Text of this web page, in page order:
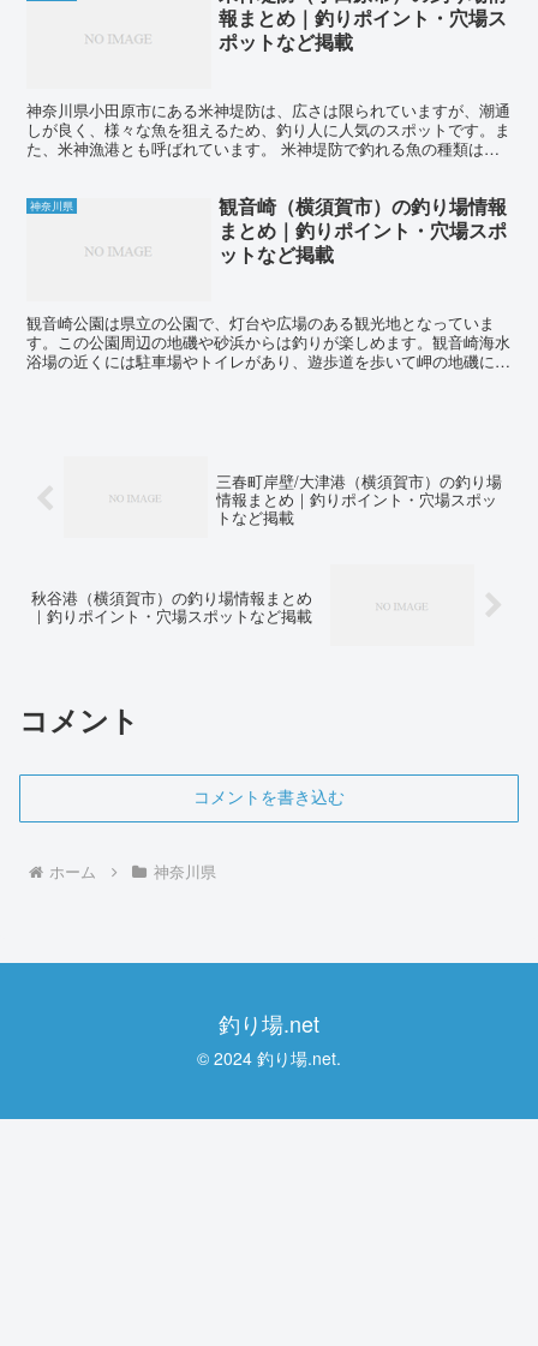
報まとめ｜釣りポイント・穴場ス
ポットなど掲載
神奈川県小田原市にある米神堤防は、広さは限られていますが、潮通
しが良く、様々な魚を狙えるため、釣り人に人気のスポットです。ま
た、米神漁港とも呼ばれています。 米神堤防で釣れる魚の種類は、
神奈川県
観音崎（横須賀市）の釣り場情報
まとめ｜釣りポイント・穴場スポ
ットなど掲載
観音崎公園は県立の公園で、灯台や広場のある観光地となっていま
す。この公園周辺の地磯や砂浜からは釣りが楽しめます。観音崎海水
浴場の近くには駐車場やトイレがあり、遊歩道を歩いて岬の地磯に行
三春町岸壁/大津港（横須賀市）の釣り場
情報まとめ｜釣りポイント・穴場スポッ
トなど掲載
秋谷港（横須賀市）の釣り場情報まとめ
｜釣りポイント・穴場スポットなど掲載
コメント
コメントを書き込む
ホーム 神奈川県
釣り場.net
© 2024 釣り場.net.